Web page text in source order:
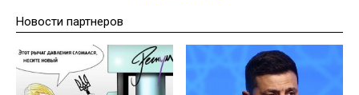
Новости партнеров